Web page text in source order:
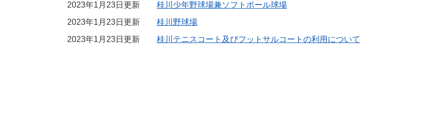
2023年1月23日更新
桂川少年野球場兼ソフトボール球場
2023年1月23日更新
桂川野球場
2023年1月23日更新
桂川テニスコート及びフットサルコートの利用について